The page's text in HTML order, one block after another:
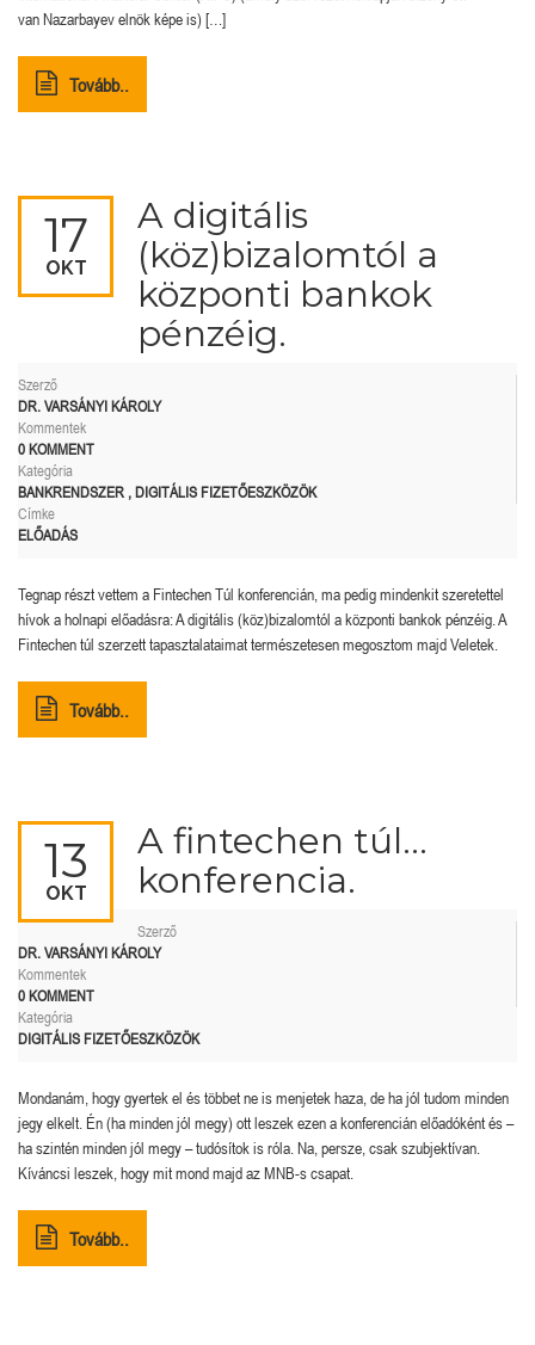
van Nazarbayev elnök képe is) […]
Tovább..
17
OKT
A digitális
(köz)bizalomtól a
központi bankok
pénzéig.
Szerző
DR. VARSÁNYI KÁROLY
Kommentek
0 KOMMENT
Kategória
BANKRENDSZER , DIGITÁLIS FIZETŐESZKÖZÖK
Címke
ELŐADÁS
Tegnap részt vettem a Fintechen Túl konferencián, ma pedig mindenkit szeretettel
hívok a holnapi előadásra: A digitális (köz)bizalomtól a központi bankok pénzéig. A
Fintechen túl szerzett tapasztalataimat természetesen megosztom majd Veletek.
Tovább..
13
OKT
A fintechen túl…
konferencia.
Szerző
DR. VARSÁNYI KÁROLY
Kommentek
0 KOMMENT
Kategória
DIGITÁLIS FIZETŐESZKÖZÖK
Mondanám, hogy gyertek el és többet ne is menjetek haza, de ha jól tudom minden
jegy elkelt. Én (ha minden jól megy) ott leszek ezen a konferencián előadóként és –
ha szintén minden jól megy – tudósítok is róla. Na, persze, csak szubjektívan.
Kíváncsi leszek, hogy mit mond majd az MNB-s csapat.
Tovább..